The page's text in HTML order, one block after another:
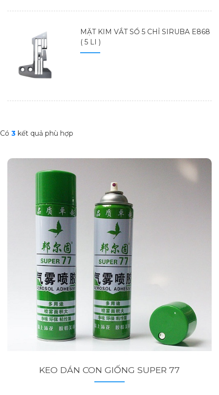
MẶT KIM VẮT SỔ 5 CHỈ SIRUBA E868
( 5 LI )
Có 3 kết quả phù hợp
KEO DÁN CON GIỐNG SUPER 77